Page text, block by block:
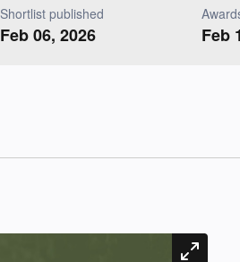
Shortlist published
Feb 06, 2026 Feb